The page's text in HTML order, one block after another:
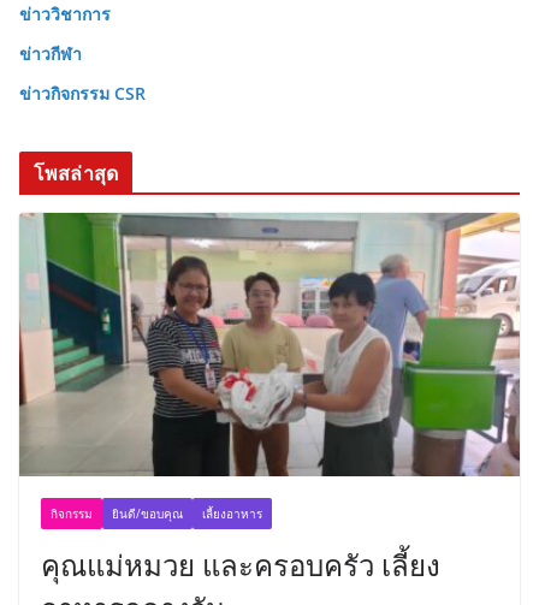
ข่าววิชาการ
ข่าวกีฬา
ข่าวกิจกรรม CSR
โพสล่าสุด
กิจกรรม ยินดี/ขอบคุณ เลี้ยงอาหาร
คุณแม่หมวย และครอบครัว เลี้ยง